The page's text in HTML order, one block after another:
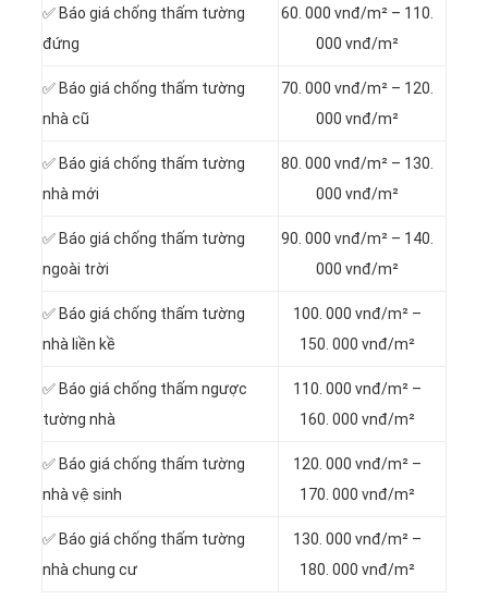
✅ Báo giá chống thấm tường
đứng
60. 000 vnđ/m² – 110.
000 vnđ/m²
✅ Báo giá chống thấm tường
nhà cũ
70. 000 vnđ/m² – 120.
000 vnđ/m²
✅ Báo giá chống thấm tường
nhà mới
80. 000 vnđ/m² – 130.
000 vnđ/m²
✅ Báo giá chống thấm tường
ngoài trời
90. 000 vnđ/m² – 140.
000 vnđ/m²
✅ Báo giá chống thấm tường
nhà liền kề
100. 000 vnđ/m² –
150. 000 vnđ/m²
✅ Báo giá chống thấm ngược
tường nhà
110. 000 vnđ/m² –
160. 000 vnđ/m²
✅ Báo giá chống thấm tường
nhà vệ sinh
120. 000 vnđ/m² –
170. 000 vnđ/m²
✅ Báo giá chống thấm tường
nhà chung cư
130. 000 vnđ/m² –
180. 000 vnđ/m²